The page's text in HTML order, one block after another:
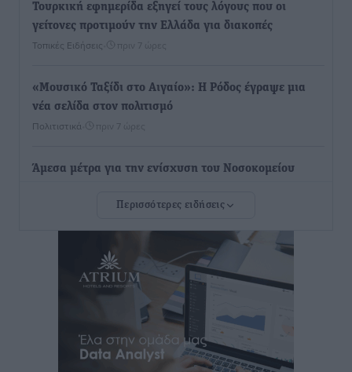
Τουρκική εφημερίδα εξηγεί τους λόγους που οι
γείτονες προτιμούν την Ελλάδα για διακοπές
Τοπικές Ειδήσεις πριν 7 ώρες
«Μουσικό Ταξίδι στο Αιγαίο»: Η Ρόδος έγραψε μια
νέα σελίδα στον πολιτισμό
Πολιτιστικά πριν 7 ώρες
Άμεσα μέτρα για την ενίσχυση του Νοσοκομείου
ανακοίνωσε ο Άδωνις Γεωργιάδης
Iατρικός Σύλλογος Ροδου προς Α. Γεωργιάδη:
Στρατηγικές Προτάσεις για την Ενίσχυση της
Δημόσιας Υγείας στη Νησιωτική Ελλάδα και στα
Νοσοκομεία της Γ΄ Ζώνης
Τοπικές Ειδήσεις πριν 8 ώρες
Περισσότερες ειδήσεις